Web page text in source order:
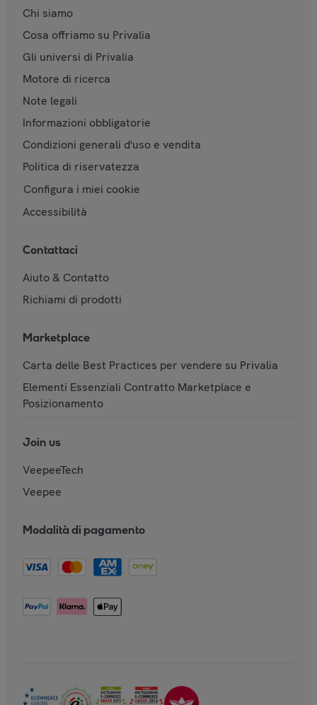
Chi siamo
Cosa offriamo su Privalia
Gli universi di Privalia
Motore di ricerca
Note legali
Informazioni obbligatorie
Condizioni generali d'uso e vendita
Politica di riservatezza
Configura i miei cookie
Accessibilità
Contattaci
Aiuto & Contatto
Richiami di prodotti
Marketplace
Carta delle Best Practices per vendere su Privalia
Elementi Essenziali Contratto Marketplace e
Posizionamento
Join us
VeepeeTech
Veepee
Modalità di pagamento